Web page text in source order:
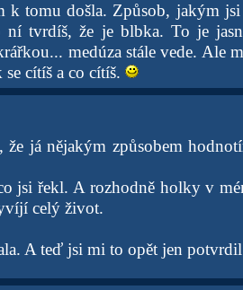
k tomu došla. Způsob, jakým
ní tvrdíš, že je blbka. To je
medúza stále vede. Ale
cítíš a co cítíš.
já nějakým způsobem
jsi řekl. A rozhodně holky v
celý život.
A teď jsi mi to opět jen potvrdil